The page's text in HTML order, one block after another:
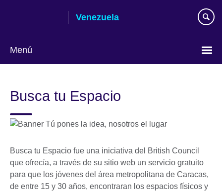
Venezuela
Menú
idioma
Busca tu Espacio
Busca tu Espacio fue una iniciativa del British Council
que ofrecía, a través de su sitio web un servicio gratuito
para que los jóvenes del área metropolitana de Caracas,
de entre 15 y 30 años, encontraran los espacios físicos y